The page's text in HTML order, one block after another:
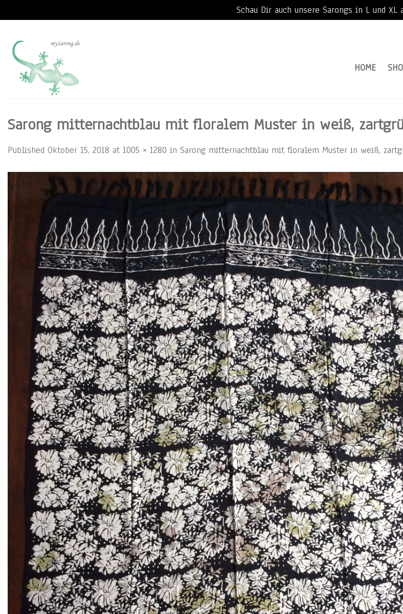
Schau Dir auch unsere Sarongs in L und XL
content
HOME
Sarong mitternachtblau mit floralem Muster in weiß,
Published Oktober 15, 2018 at 1005 × 1280 in Sarong mitternachtblau mit floralem Muster in weiß,